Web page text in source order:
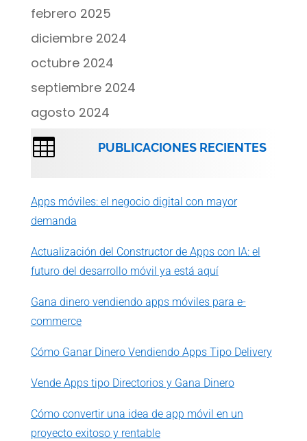
febrero 2025
diciembre 2024
octubre 2024
septiembre 2024
agosto 2024
 PUBLICACIONES RECIENTES
Apps móviles: el negocio digital con mayor
demanda
Actualización del Constructor de Apps con IA: el
futuro del desarrollo móvil ya está aquí
Gana dinero vendiendo apps móviles para e-
commerce
Cómo Ganar Dinero Vendiendo Apps Tipo Delivery
Vende Apps tipo Directorios y Gana Dinero
Cómo convertir una idea de app móvil en un
proyecto exitoso y rentable